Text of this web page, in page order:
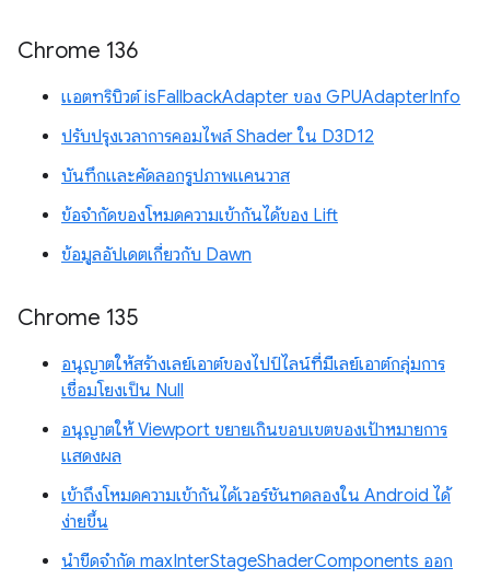
Chrome 136
แอตทริบิวต์ isFallbackAdapter ของ GPUAdapterInfo
ปรับปรุงเวลาการคอมไพล์ Shader ใน D3D12
บันทึกและคัดลอกรูปภาพแคนวาส
ข้อจำกัดของโหมดความเข้ากันได้ของ Lift
ข้อมูลอัปเดตเกี่ยวกับ Dawn
Chrome 135
อนุญาตให้สร้างเลย์เอาต์ของไปป์ไลน์ที่มีเลย์เอาต์กลุ่มการ
เชื่อมโยงเป็น Null
อนุญาตให้ Viewport ขยายเกินขอบเขตของเป้าหมายการ
แสดงผล
เข้าถึงโหมดความเข้ากันได้เวอร์ชันทดลองใน Android ได้
ง่ายขึ้น
นำขีดจำกัด maxInterStageShaderComponents ออก